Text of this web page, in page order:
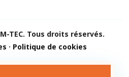
TEC. Tous droits réservés.
· Politique de cookies